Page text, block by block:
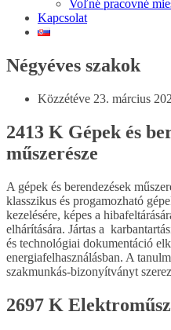
Voľné pracovné
Kapcsolat
Négyéves szakok
Közzétéve 23. március
2413 K Gépek és
műszerésze
A gépek és berendezések
klasszikus és progamozható
kezelésére, képes a
elhárítására. Jártas a
és technológiai dokumentáció
energia­felhasz­nálásban. A
szakmunkás-bizonyítványt
2697 K